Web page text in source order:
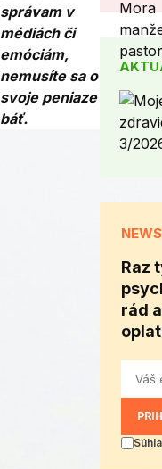
správam v
médiách či
emóciám,
nemusíte sa o
svoje peniaze
báť.
Raz
rád